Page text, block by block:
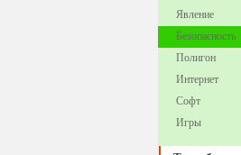
Явление
Безопасность
Полигон
Интернет
Софт
Игры